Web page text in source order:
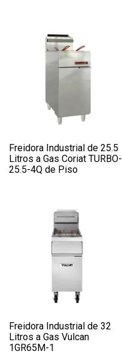
Freidora Industrial de 25.5
Litros a Gas Coriat TURBO-
25.5-4Q de Piso
Freidora Industrial de 32
Litros a Gas Vulcan
1GR65M-1